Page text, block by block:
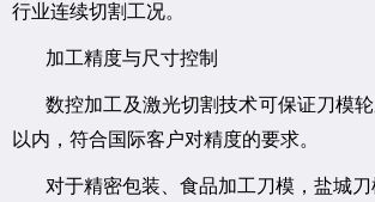
行业连续切割工况。
加工精度与尺寸控制
数控加工及激光切割技术可保证刀模
以内，符合国际客户对精度的要求。
对于精密包装、食品加工刀模，盐城